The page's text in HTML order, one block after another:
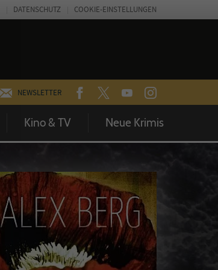
NEWSLETTER FACEBOOKTWITTERYOUTUBEINSTAGRAM
Kino & TV Neue Krimis
DATENSCHUTZ COOKIE-EINSTELLUNGEN